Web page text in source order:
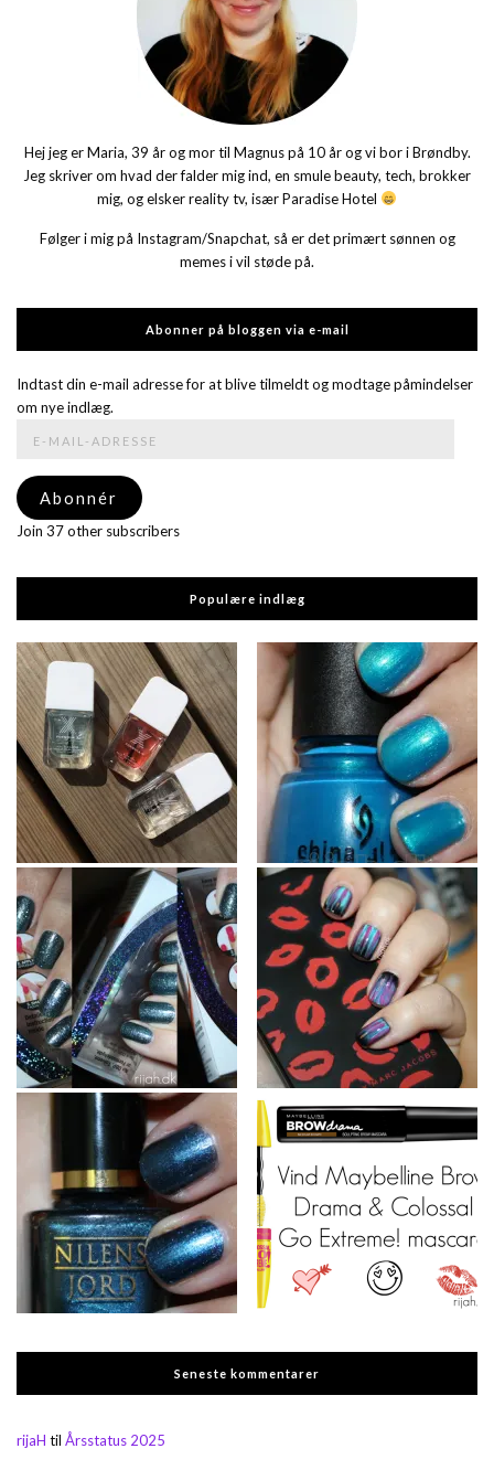
Hej jeg er Maria, 39 år og mor til Magnus på 10 år og vi bor i Brøndby.
Jeg skriver om hvad der falder mig ind, en smule beauty, tech, brokker
mig, og elsker reality tv, især Paradise Hotel
Følger i mig på Instagram/Snapchat, så er det primært sønnen og
memes i vil støde på.
Abonner på bloggen via e-mail
Indtast din e-mail adresse for at blive tilmeldt og modtage påmindelser
om nye indlæg.
adresse
Abonnér
Join 37 other subscribers
Populære indlæg
Seneste kommentarer
rijaH til Årsstatus 2025